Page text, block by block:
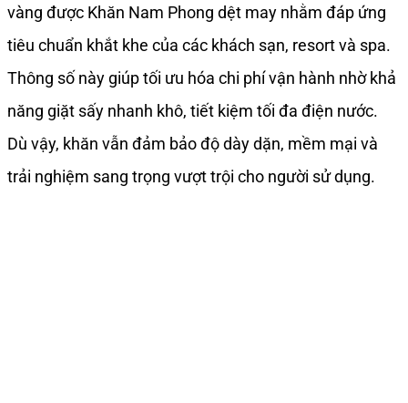
vàng được Khăn Nam Phong dệt may nhằm đáp ứng
tiêu chuẩn khắt khe của các khách sạn, resort và spa.
Thông số này giúp tối ưu hóa chi phí vận hành nhờ khả
năng giặt sấy nhanh khô, tiết kiệm tối đa điện nước.
Dù vậy, khăn vẫn đảm bảo độ dày dặn, mềm mại và
trải nghiệm sang trọng vượt trội cho người sử dụng.